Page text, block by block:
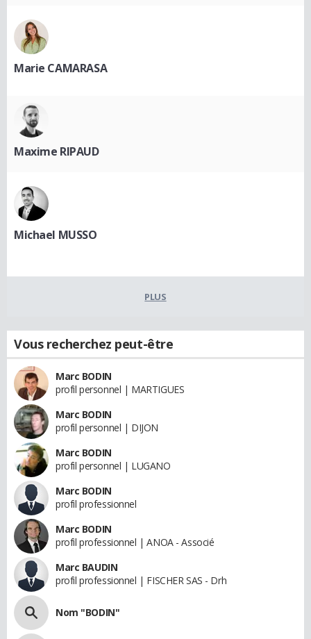
Marie CAMARASA
Maxime RIPAUD
Michael MUSSO
PLUS
Vous recherchez peut-être
Marc BODIN
profil personnel | MARTIGUES
Marc BODIN
profil personnel | DIJON
Marc BODIN
profil personnel | LUGANO
Marc BODIN
profil professionnel
Marc BODIN
profil professionnel | ANOA - Associé
Marc BAUDIN
profil professionnel | FISCHER SAS - Drh
Nom "BODIN"